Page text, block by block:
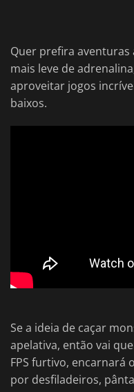
Quer prefira
mais leve de
aproveitar jogos
baixos.
Se a ideia de caçar
apelativa, então vai
FPS furtivo, encarnará
por desfiladeiros,